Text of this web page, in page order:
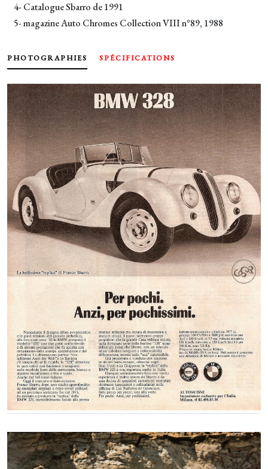
4- Catalogue Sbarro de 1991
5- magazine Auto Chromes Collection VIII n°89, 1988
PHOTOGRAPHIES SPÉCIFICATIONS